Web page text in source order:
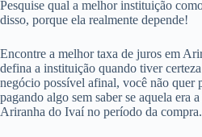
Pesquise qual a melhor instituição
disso, porque ela realmente depende!
Encontre a melhor taxa de juros em
defina a instituição quando tiver
negócio possível afinal, você não quer
pagando algo sem saber se aquela era
Ariranha do Ivaí no período da compra.